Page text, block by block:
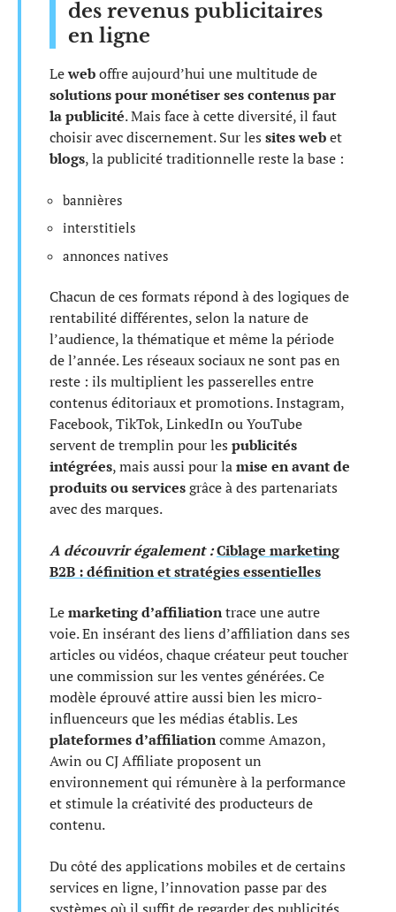
des revenus publicitaires
en ligne
Leweboffre aujourd’hui une multitude de
solutions pour monétiser ses contenus par
la publicité. Mais face à cette diversité, il faut
choisir avec discernement. Sur les sites webet
blogs, la publicité traditionnelle reste la base :
bannières
interstitiels
annonces natives
Chacun de ces formats répond à des logiques de
rentabilité différentes, selon la nature de
l’audience, la thématique et même la période
de l’année. Les réseaux sociaux ne sont pas en
reste : ils multiplient les passerelles entre
contenus éditoriaux et promotions. Instagram,
Facebook, TikTok, LinkedIn ou YouTube
servent de tremplin pour les publicités
intégrées, mais aussi pour lamise en avant de
produits ou servicesgrâce à des partenariats
avec des marques.
A découvrir également :Ciblage marketing
B2B : définition et stratégies essentielles
Lemarketing d’affiliationtrace une autre
voie. En insérant des liens d’affiliation dans ses
articles ou vidéos, chaque créateur peut toucher
une commission sur les ventes générées. Ce
modèle éprouvé attire aussi bien les micro-
influenceurs que les médias établis. Les
plateformes d’affiliationcomme Amazon,
Awin ou CJ Affiliate proposent un
environnement qui rémunère à la performance
et stimule la créativité des producteurs de
contenu.
Du côté des applications mobiles et de certains
services en ligne, l’innovation passe par des
systèmes où il suffit de regarder des publicités